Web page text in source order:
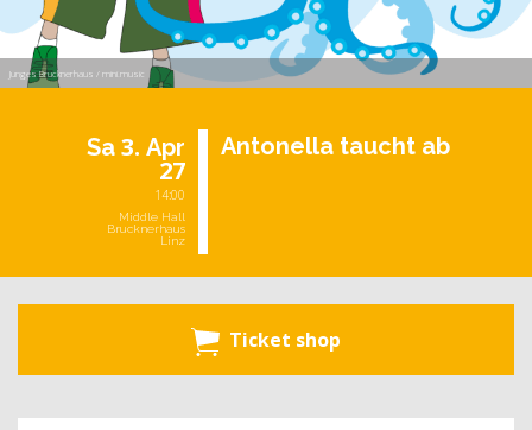
Junges Brucknerhaus / mini.music
Sa 3. Apr
27
14:00
Middle Hall
Brucknerhaus
Linz
An­to­nella taucht ab
Ticket shop